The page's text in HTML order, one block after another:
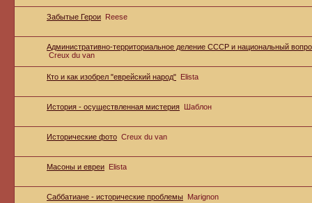
Забытые Герои Reese
Административно-территориальное деление СССР и национальный
Creux du van
Кто и как изобрел "еврейский народ" Elista
История - осуществленная мистерия Шаблон
Исторические фото Creux du van
Масоны и евреи Elista
Саббатиане - исторические проблемы Marignon